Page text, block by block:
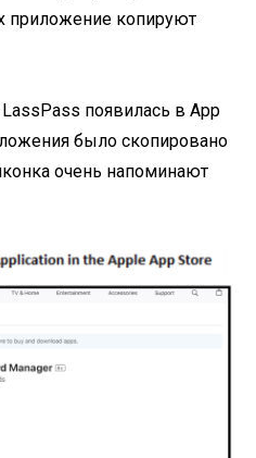
приложение копируют
появилась в App
было скопировано
очень напоминают